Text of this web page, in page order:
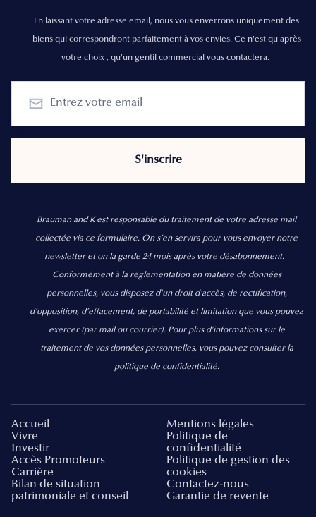
En laissant votre adresse email, nous vous enverrons uniquement des
biens qui correspondront parfaitement à vos envies. Ce n'est qu'après
votre choix , qu'un gentil commercial vous contactera.
Brauman and K est responsable du traitement de votre adresse mail
collectée via ce formulaire. On s’en servira pour vous envoyer notre
newsletter et on la garde 24 mois après votre désabonnement.
Conformément à la réglementation en matière de données
personnelles, vous disposez d'un droit d'accès, de rectification,
d’opposition, d’effacement, de portabilité et limitation que vous pouvez
exercer (par mail ou courrier). Pour plus d’informations sur le
traitement de vos données personnelles, vous pouvez consulter la
politique de confidentialité.
Accueil
Vivre
Investir
Accès Promoteurs
Carrière
Bilan de situation
patrimoniale et conseil
Mentions légales
Politique de
confidentialité
Politique de gestion des
cookies
Contactez-nous
Garantie de revente